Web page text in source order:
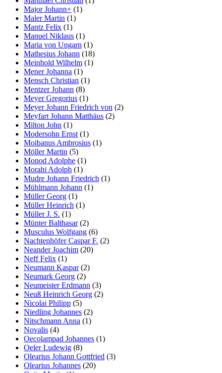
Major Johann+ (1)
Maler Martin (1)
Mantz Felix (1)
Manuel Niklaus (1)
Maria von Ungarn (1)
Mathesius Johann (18)
Meinhold Wilhelm (1)
Mener Johanna (1)
Mensch Christian (1)
Mentzer Johann (8)
Meyer Gregorius (1)
Meyer Johann Friedrich von (2)
Meyfart Johann Matthäus (2)
Milton John (1)
Modersohn Ernst (1)
Moibanus Ambrosius (1)
Möller Martin (5)
Monod Adolphe (1)
Morahi Adolph (1)
Mudre Johann Friedrich (1)
Mühlmann Johann (1)
Müller Georg (1)
Müller Heinrich (1)
Müller J. S. (1)
Münter Balthasar(2)
Musculus Wolfgang (6)
Nachtenhöfer Caspar F. (2)
Neander Joachim (20)
Neff Felix (1)
Neumann Kaspar(2)
Neumark Georg (2)
Neumeister Erdmann (3)
Neuß Heinrich Georg (2)
Nicolai Philipp (5)
Niedling Johannes (2)
Nitschmann Anna (1)
Novalis (4)
Oecolampad Johannes (1)
Oeler Ludewig (8)
Olearius Johann Gottfried (3)
Olearius Johannes (20)